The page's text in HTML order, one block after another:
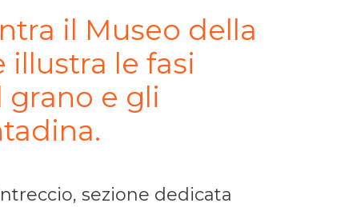
il Museo della
illustra le fasi
e gli
sezione dedicata